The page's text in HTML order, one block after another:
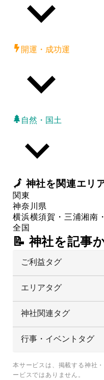
開運・成功運
自然・国土
🗾神社を関連エリ
関東
神奈川県
横浜横須賀・三浦湘南
全国
📝 神社を記事
ご利益タグ
エリアタグ
神社関連タグ
行事・イベントタグ
本サービスは、掲載する神社
ービスではありません。